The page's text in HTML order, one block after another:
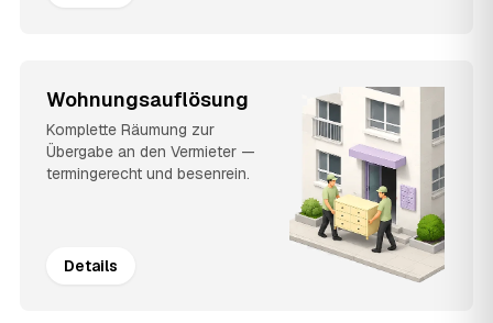
Wohnungsauflösung
Komplette Räumung zur
Übergabe an den Vermieter —
termingerecht und besenrein.
Details